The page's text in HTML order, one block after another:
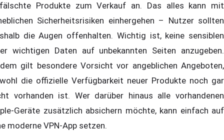
Produkte zum Verkauf an. Das alles kann mit
Sicherheitsrisiken einhergehen – Nutzer sollten
die Augen offenhalten. Wichtig ist, keine sensiblen
wichtigen Daten auf unbekannten Seiten anzugeben.
gilt besondere Vorsicht vor angeblichen Angeboten,
die offizielle Verfügbarkeit neuer Produkte noch gar
vorhanden ist. Wer darüber hinaus alle vorhandenen
Geräte zusätzlich absichern möchte, kann einfach auf
moderne VPN-App setzen.